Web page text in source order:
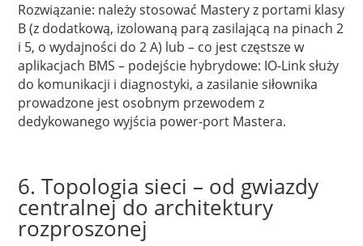
Rozwiązanie: należy stosować Mastery z portami klasy
B (z dodatkową, izolowaną parą zasilającą na pinach 2
i 5, o wydajności do 2 A) lub – co jest częstsze w
aplikacjach BMS – podejście hybrydowe: IO-Link służy
do komunikacji i diagnostyki, a zasilanie siłownika
prowadzone jest osobnym przewodem z
dedykowanego wyjścia power-port Mastera.
6. Topologia sieci – od gwiazdy
centralnej do architektury
rozproszonej